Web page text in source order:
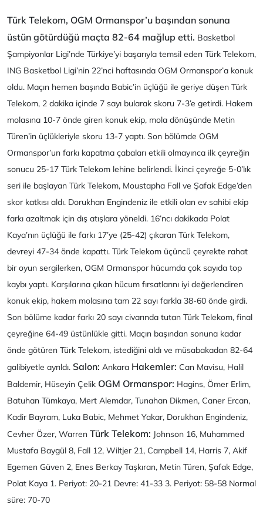
Türk Telekom, OGM Ormanspor’u başından sonuna
üstün götürdüğü maçta 82-64 mağlup etti. Basketbol
Şampiyonlar Ligi’nde Türkiye’yi başarıyla temsil eden Türk Telekom,
ING Basketbol Ligi’nin 22’nci haftasında OGM Ormanspor’a konuk
oldu. Maçın hemen başında Babic’in üçlüğü ile geriye düşen Türk
Telekom, 2 dakika içinde 7 sayı bularak skoru 7-3’e getirdi. Hakem
molasına 10-7 önde giren konuk ekip, mola dönüşünde Metin
Türen’in üçlükleriyle skoru 13-7 yaptı. Son bölümde OGM
Ormanspor’un farkı kapatma çabaları etkili olmayınca ilk çeyreğin
sonucu 25-17 Türk Telekom lehine belirlendi. İkinci çeyreğe 5-0’lık
seri ile başlayan Türk Telekom, Moustapha Fall ve Şafak Edge’den
skor katkısı aldı. Dorukhan Engindeniz ile etkili olan ev sahibi ekip
farkı azaltmak için dış atışlara yöneldi. 16’ncı dakikada Polat
Kaya’nın üçlüğü ile farkı 17’ye (25-42) çıkaran Türk Telekom,
devreyi 47-34 önde kapattı. Türk Telekom üçüncü çeyrekte rahat
bir oyun sergilerken, OGM Ormanspor hücumda çok sayıda top
kaybı yaptı. Karşılarına çıkan hücum fırsatlarını iyi değerlendiren
konuk ekip, hakem molasına tam 22 sayı farkla 38-60 önde girdi.
Son bölüme kadar farkı 20 sayı civarında tutan Türk Telekom, final
çeyreğine 64-49 üstünlükle gitti. Maçın başından sonuna kadar
önde götüren Türk Telekom, istediğini aldı ve müsabakadan 82-64
galibiyetle ayrıldı. Salon: Ankara Hakemler: Can Mavisu, Halil
Baldemir, Hüseyin Çelik OGM Ormanspor: Hagins, Ömer Erlim,
Batuhan Tümkaya, Mert Alemdar, Tunahan Dikmen, Caner Ercan,
Kadir Bayram, Luka Babic, Mehmet Yakar, Dorukhan Engindeniz,
Cevher Özer, Warren Türk Telekom: Johnson 16, Muhammed
Mustafa Baygül 8, Fall 12, Wiltjer 21, Campbell 14, Harris 7, Akif
Egemen Güven 2, Enes Berkay Taşkıran, Metin Türen, Şafak Edge,
Polat Kaya 1. Periyot: 20-21 Devre: 41-33 3. Periyot: 58-58 Normal
süre: 70-70